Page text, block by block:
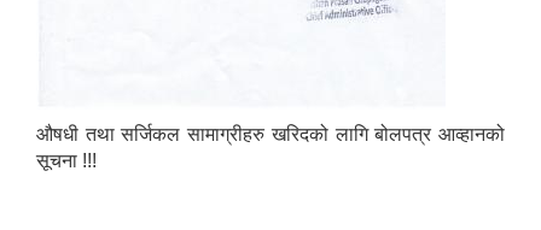
औषधी तथा सर्जिकल सामाग्रीहरु खरिदको लागि बोलपत्र आव्हानको
सूचना !!!